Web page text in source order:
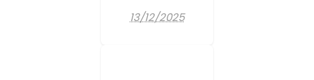
13/12/2025